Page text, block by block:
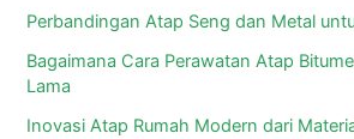
Perbandingan Atap Seng dan Metal
Bagaimana Cara Perawatan Atap
Lama
Inovasi Atap Rumah Modern dari